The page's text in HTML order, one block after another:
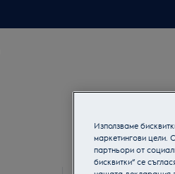
Използваме
маркетингови цели.
партньори от
бисквитки“ се